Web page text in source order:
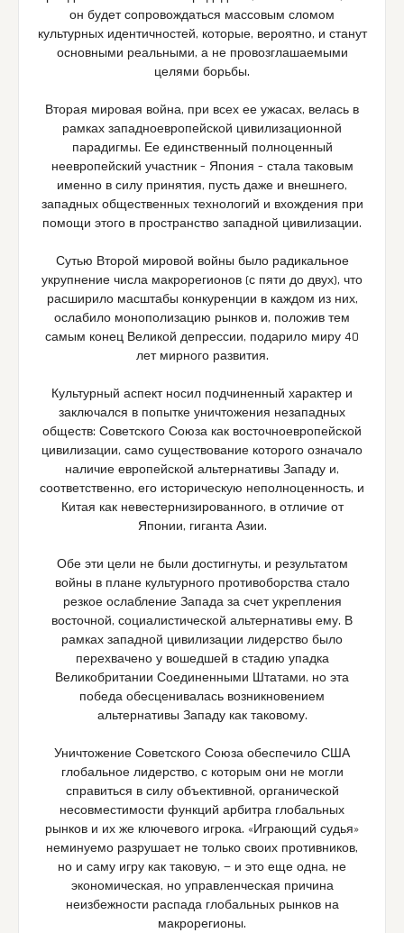
он будет сопровождаться массовым сломом
культурных идентичностей, которые, вероятно, и станут
основными реальными, а не провозглашаемыми
целями борьбы.
Вторая мировая война, при всех ее ужасах, велась в
рамках западноевропейской цивилизационной
парадигмы. Ее единственный полноценный
неевропейский участник – Япония – стала таковым
именно в силу принятия, пусть даже и внешнего,
западных общественных технологий и вхождения при
помощи этого в пространство западной цивилизации.
Сутью Второй мировой войны было радикальное
укрупнение числа макрорегионов (с пяти до двух), что
расширило масштабы конкуренции в каждом из них,
ослабило монополизацию рынков и, положив тем
самым конец Великой депрессии, подарило миру 40
лет мирного развития.
Культурный аспект носил подчиненный характер и
заключался в попытке уничтожения незападных
обществ: Советского Союза как восточноевропейской
цивилизации, само существование которого означало
наличие европейской альтернативы Западу и,
соответственно, его историческую неполноценность, и
Китая как невестернизированного, в отличие от
Японии, гиганта Азии.
Обе эти цели не были достигнуты, и результатом
войны в плане культурного противоборства стало
резкое ослабление Запада за счет укрепления
восточной, социалистической альтернативы ему. В
рамках западной цивилизации лидерство было
перехвачено у вошедшей в стадию упадка
Великобритании Соединенными Штатами, но эта
победа обесценивалась возникновением
альтернативы Западу как таковому.
Уничтожение Советского Союза обеспечило США
глобальное лидерство, с которым они не могли
справиться в силу объективной, органической
несовместимости функций арбитра глобальных
рынков и их же ключевого игрока. «Играющий судья»
неминуемо разрушает не только своих противников,
но и саму игру как таковую, — и это еще одна, не
экономическая, но управленческая причина
неизбежности распада глобальных рынков на
макрорегионы.